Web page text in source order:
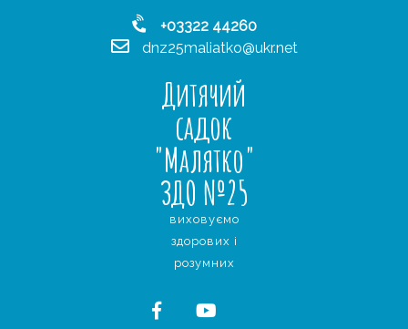
+03322 44260
dnz25maliatko@ukr.net
Дитячий
садок
"Малятко"
ЗДО №25
виховуємо
здорових і
розумних